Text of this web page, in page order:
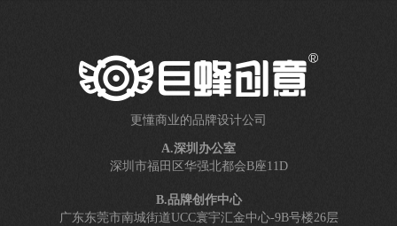
更懂商业的品牌设计公司
A.深圳办公室
深圳市福田区华强北都会B座11D
B.品牌创作中心
广东东莞市南城街道UCC寰宇汇金中心-9B号楼26层